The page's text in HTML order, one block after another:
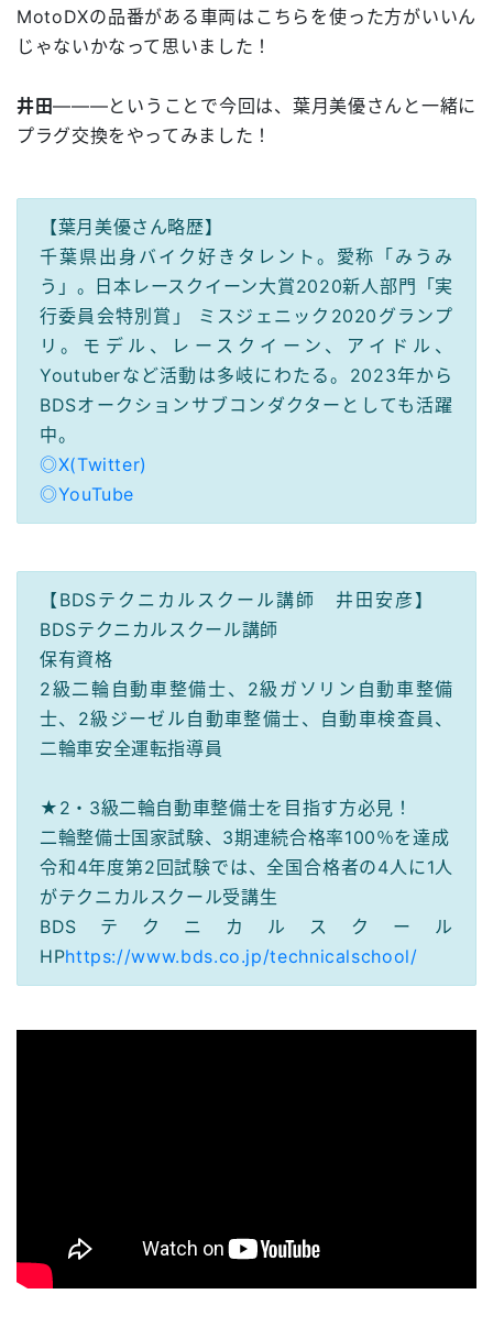
MotoDXの品番がある車両はこちらを使った方がいいん
じゃないかなって思いました！
井田―――ということで今回は、葉月美優さんと一緒に
プラグ交換をやってみました！
【葉月美優さん略歴】
千葉県出身バイク好きタレント。愛称「みうみ
う」。日本レースクイーン大賞2020新人部門「実
行委員会特別賞」 ミスジェニック2020グランプ
リ。モデル、レースクイーン、アイドル、
Youtuberなど活動は多岐にわたる。2023年から
BDSオークションサブコンダクターとしても活躍
中。
◎X(Twitter)
◎YouTube
【BDSテクニカルスクール講師 井田安彦】
BDSテクニカルスクール講師
保有資格
2級二輪自動車整備士、2級ガソリン自動車整備
士、2級ジーゼル自動車整備士、自動車検査員、
二輪車安全運転指導員
★2・3級二輪自動車整備士を目指す方必見！
二輪整備士国家試験、3期連続合格率100％を達成
令和4年度第2回試験では、全国合格者の4人に1人
がテクニカルスクール受講生
BDSテクニカルスクール
HPhttps://www.bds.co.jp/technicalschool/